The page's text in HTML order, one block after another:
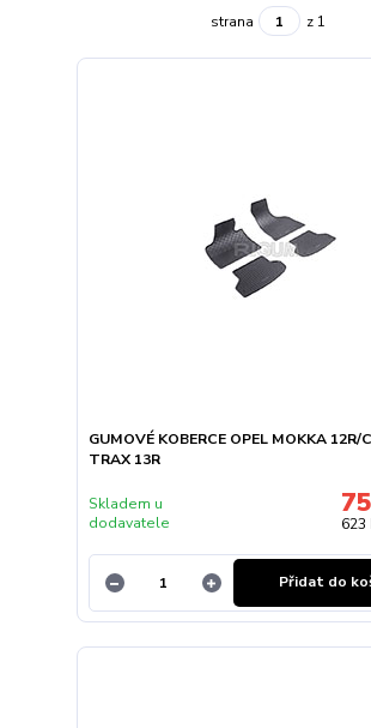
strana z 1
GUMOVÉ KOBERCE OPEL MOKKA 12R/
TRAX 13R
623
Skladem u
dodavatele
Přidat do